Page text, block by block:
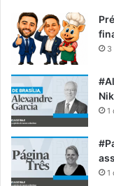
3
1
1